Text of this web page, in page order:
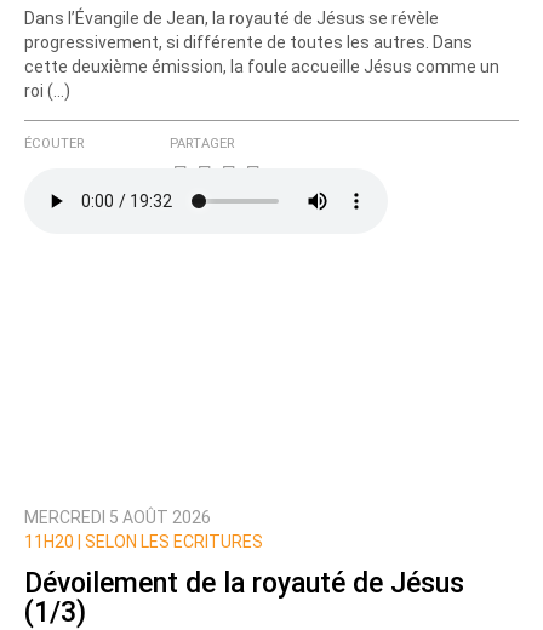
Dans l’Évangile de Jean, la royauté de Jésus se révèle
progressivement, si différente de toutes les autres. Dans
cette deuxième émission, la foule accueille Jésus comme un
roi (…)
ÉCOUTER PARTAGER
MERCREDI 5 AOÛT 2026
11H20 |
SELON LES ECRITURES
Dévoilement de la royauté de Jésus
(1/3)